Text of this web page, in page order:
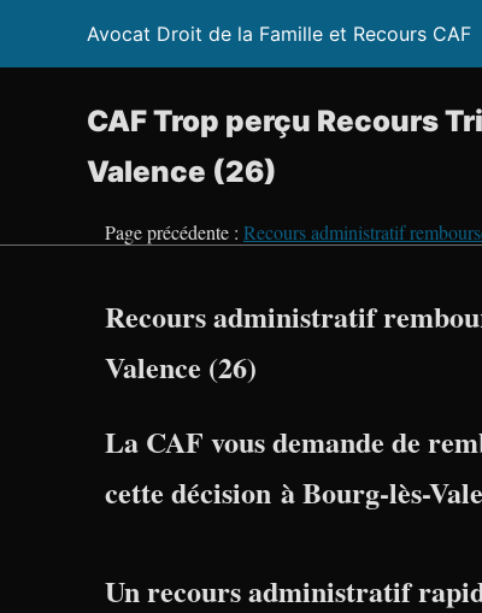
Avocat Droit de la Famille et Recours CAF
CAF Trop perçu Recours
Valence (26)
Page précédente : Recours administratif
Recours administratif
Valence (26)
La CAF vous demande de
cette décision à Bourg-lès-
Un recours administratif